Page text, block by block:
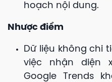
hoạch nội dung.
Nhược điểm
Dữ liệu không chi
việc nhận diện
Google Trends